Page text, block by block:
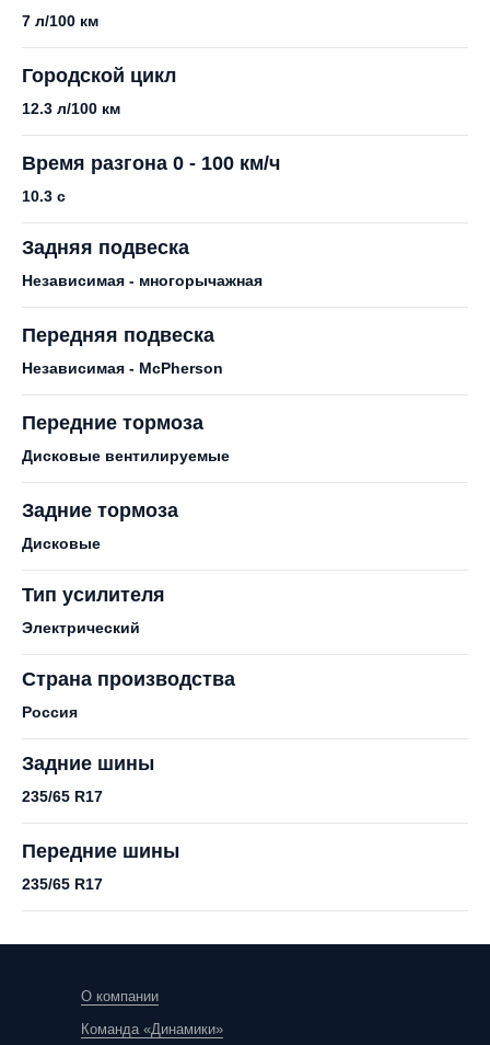
7 л/100 км
Городской цикл
12.3 л/100 км
Время разгона 0 - 100 км/ч
10.3 с
Задняя подвеска
Независимая - многорычажная
Передняя подвеска
Независимая - McPherson
Передние тормоза
Дисковые вентилируемые
Задние тормоза
Дисковые
Тип усилителя
Электрический
Страна производства
Россия
Задние шины
235/65 R17
Передние шины
235/65 R17
О компании
Команда «Динамики»